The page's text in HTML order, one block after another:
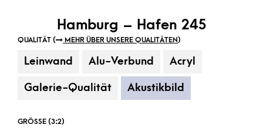
Hamburg – Hafen 245
QUALITÄT ( MEHR ÜBER UNSERE QUALITÄTEN)
Leinwand Alu-Verbund Acryl
Galerie-Qualität Akustikbild
GRÖSSE (3:2)